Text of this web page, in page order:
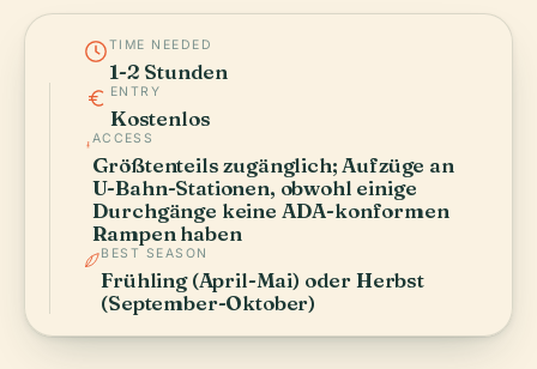
TIME NEEDED
1-2 Stunden
ENTRY
Kostenlos
ACCESS
Größtenteils zugänglich; Aufzüge an
U-Bahn-Stationen, obwohl einige
Durchgänge keine ADA-konformen
Rampen haben
BEST SEASON
Frühling (April-Mai) oder Herbst
(September-Oktober)